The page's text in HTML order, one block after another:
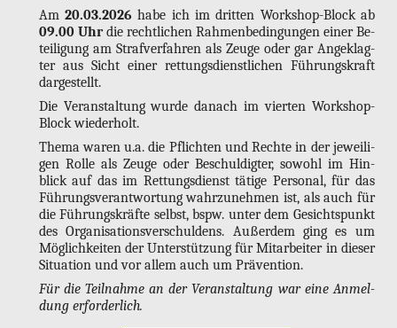
Am 20.03.2026 habe ich im drit­ten Work­shop-Block ab
09.00 Uhrdie recht­li­chen Rah­men­be­din­gun­gen einer Be­
tei­li­gung am Straf­ver­fah­ren als Zeuge oder gar An­ge­klag­
ter aus Sicht einer ret­tungs­dienst­li­chen Füh­rungs­kraft
dar­ge­stellt.
Die Ver­an­stal­tung wurde da­nach im vier­ten Work­shop-
Block wie­der­holt.
Thema waren u.a. die Pflich­ten und Rech­te in der je­wei­li­
gen Rolle als Zeuge oder Be­schul­dig­ter, so­wohl im Hin­
blick auf das im Ret­tungs­dienst tä­ti­ge Per­so­nal, für das
Füh­rungs­ver­ant­wor­tung wahr­zu­neh­men ist, als auch für
die Füh­rungs­kräf­te selbst, bspw. unter dem Ge­sichts­punkt
des Or­ga­ni­sa­ti­ons­ver­schul­dens. Au­ßer­dem ging es um
Mög­lich­kei­ten der Un­ter­stüt­zung für Mit­ar­bei­ter in die­ser
Si­tua­ti­on und vor allem auch um Prä­ven­ti­on.
Für die Teil­nah­me an der Ver­an­stal­tung war eine An­mel­
dung er­for­der­lich.